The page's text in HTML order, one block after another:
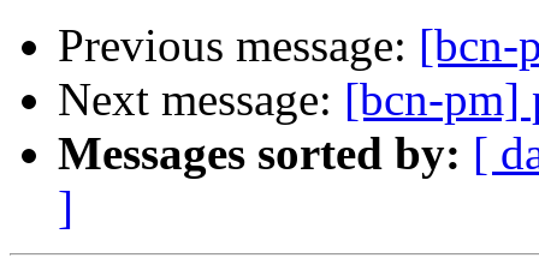
Previous message: [bcn-
Next message: [bcn-pm]
Messages sorted by: [
]